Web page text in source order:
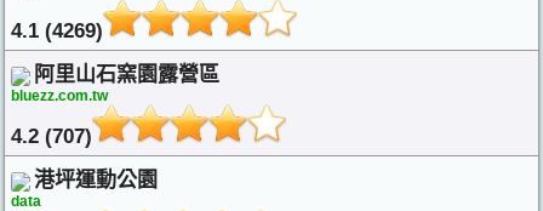
4.1 (4269)
阿里山石窯園露營區
bluezz.com.tw
4.2 (707)
港坪運動公園
data